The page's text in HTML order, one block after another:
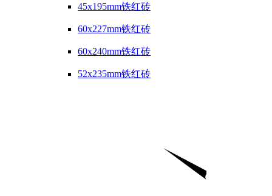
45x195mm铁红砖
60x227mm铁红砖
60x240mm铁红砖
52x235mm铁红砖